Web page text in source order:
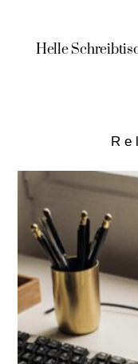
Helle